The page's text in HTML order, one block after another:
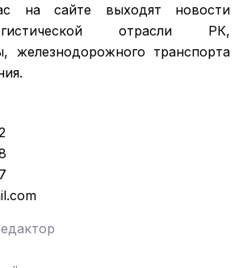
на сайте выходят новости
логистической отрасли РК,
железнодорожного транспорта